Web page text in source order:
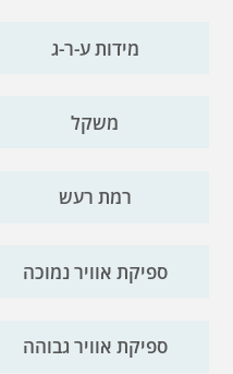
מידות ע-ר-ג
משקל
רמת רעש
ספיקת אוויר נמוכה
ספיקת אוויר גבוהה